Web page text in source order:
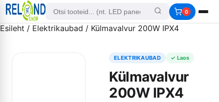
0
Esileht / Elektrikaubad / Külmavalvur 200W IPX4
ELEKTRIKAUBAD ✓ Laos
Külmavalvur
200W IPX4